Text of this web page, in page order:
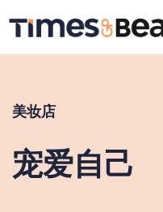
美妆店
宠爱自己